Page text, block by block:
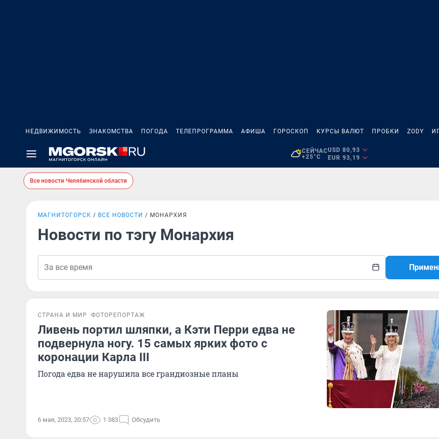
НЕДВИЖИМОСТЬ ЗНАКОМСТВА ПОГОДА ТЕЛЕПРОГРАММА АФИША ГОРОСКОП КУРСЫ ВАЛЮТ ПРОБКИ ZODY
СЕЙЧАС
+25°C
USD 80,93
EUR 93,19
Все новости Челябинской области
МАГНИТОГОРСК ВСЕ НОВОСТИ МОНАРХИЯ
Новости по тэгу Монархия
СТРАНА И МИР ФОТОРЕПОРТАЖ
Ливень портил шляпки, а Кэти Перри едва не
подвернула ногу. 15 самых ярких фото с
коронации Карла III
Погода едва не нарушила все грандиозные планы
6 мая, 2023, 20:57 1 383 Обсудить